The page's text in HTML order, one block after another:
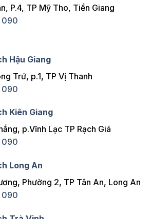
P.4, TP Mỹ Tho, Tiền Giang
090
Hậu Giang
Trứ, p.1, TP Vị Thanh
090
Kiên Giang
p.Vĩnh Lạc TP Rạch Giá
090
Long An
Phường 2, TP Tân An, Long An
090